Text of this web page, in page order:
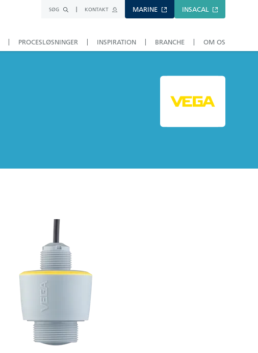
SØG KONTAKT MARINE INSACAL
PROCESLØSNINGER INSPIRATION BRANCHE OM OS